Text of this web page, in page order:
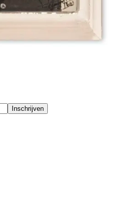
Inschrijven